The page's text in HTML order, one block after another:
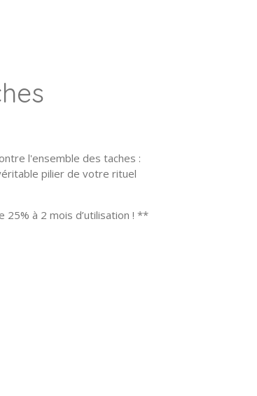
l'ensemble des taches :
pilier de votre rituel
à 2 mois d’utilisation ! **